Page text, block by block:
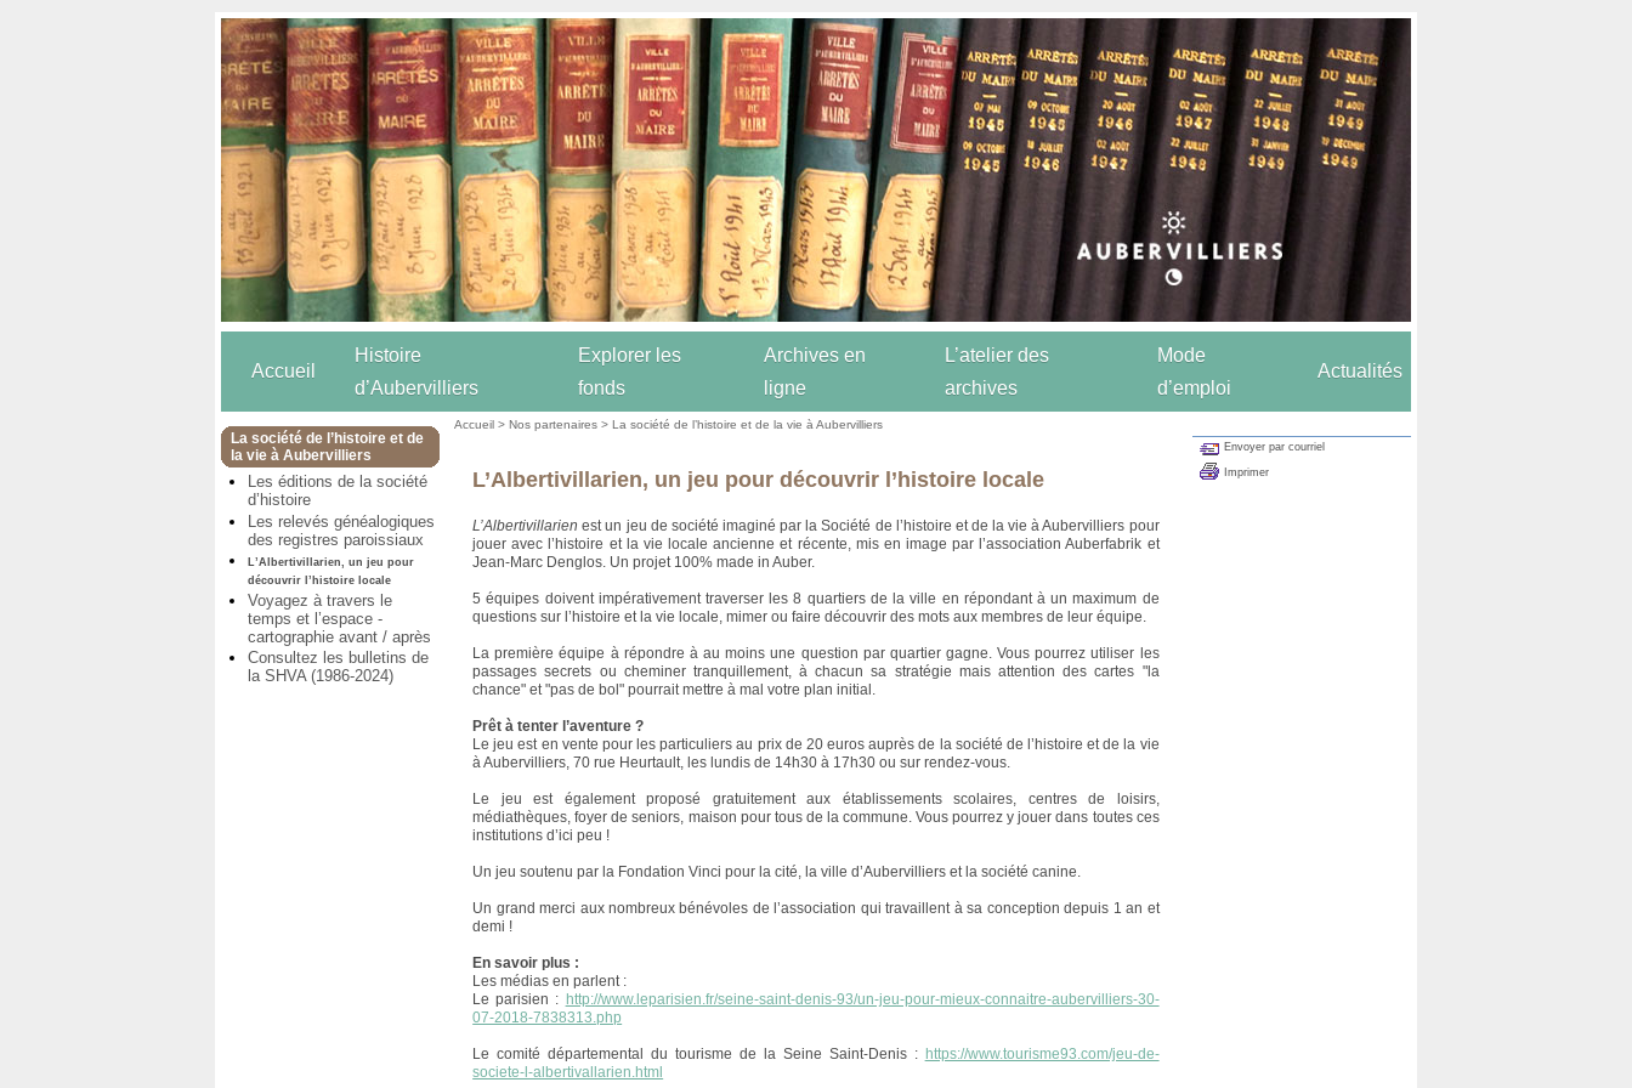
Accueil
Histoire
d’Aubervilliers
Explorer les
fonds
Archives en
ligne
L’atelier des
archives
Mode
d’emploi
Actualités
La société de l’histoire et de
la vie à Aubervilliers
Les éditions de la société
d’histoire
Les relevés généalogiques
des registres paroissiaux
L’Albertivillarien, un jeu pour
découvrir l’histoire locale
Voyagez à travers le
temps et l’espace -
cartographie avant / après
Consultez les bulletins de
la SHVA (1986-2024)
Accueil >Nos partenaires >La société de l’histoire et de la vie à Aubervilliers
L’Albertivillarien, un jeu pour découvrir l’histoire locale
L’Albertivillarien est un jeu de société imaginé par la Société de l’histoire et de la vie à Aubervilliers pour
jouer avec l’histoire et la vie locale ancienne et récente, mis en image par l’association Auberfabrik et
Jean-Marc Denglos. Un projet 100% made in Auber.
5 équipes doivent impérativement traverser les 8 quartiers de la ville en répondant à un maximum de
questions sur l’histoire et la vie locale, mimer ou faire découvrir des mots aux membres de leur équipe.
La première équipe à répondre à au moins une question par quartier gagne. Vous pourrez utiliser les
passages secrets ou cheminer tranquillement, à chacun sa stratégie mais attention des cartes "la
chance" et "pas de bol" pourrait mettre à mal votre plan initial.
Prêt à tenter l’aventure ?
Le jeu est en vente pour les particuliers au prix de 20 euros auprès de la société de l’histoire et de la vie
à Aubervilliers, 70 rue Heurtault, les lundis de 14h30 à 17h30 ou sur rendez-vous.
Le jeu est également proposé gratuitement aux établissements scolaires, centres de loisirs,
médiathèques, foyer de seniors, maison pour tous de la commune. Vous pourrez y jouer dans toutes ces
institutions d’ici peu !
Un jeu soutenu par la Fondation Vinci pour la cité, la ville d’Aubervilliers et la société canine.
Un grand merci aux nombreux bénévoles de l’association qui travaillent à sa conception depuis 1 an et
demi !
En savoir plus :
Les médias en parlent :
Le parisien : http://www.leparisien.fr/seine-saint-denis-93/un-jeu-pour-mieux-connaitre-aubervilliers-30-
07-2018-7838313.php
Le comité départemental du tourisme de la Seine Saint-Denis : https://www.tourisme93.com/jeu-de-
societe-l-albertivallarien.html
Envoyer par courriel
Imprimer